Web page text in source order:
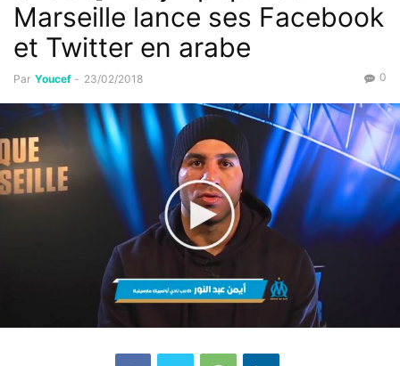
Marseille lance ses Facebook
et Twitter en arabe
Par Youcef - 23/02/2018 0